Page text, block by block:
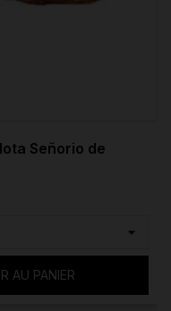
Señorio de
AU PANIER